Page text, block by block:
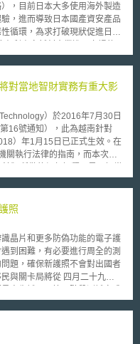
，目前日本大多使用海外製造
，進而導致日本國產資安產品
循環，為求打破現狀促進日本
供予政府參考，讓政府率先試
的難度。 2. 發掘具有
施競賽形式的獎金制度，發掘
術，並推動約300億日圓的研
發投資的環境。建立系統整合
制，讓供應商可在產品銷售過
支援產業向海外發展，與合作
對當地智財實務有重大影
）於2016年7月30日
16號通知），此為越南針對
）年1月15日已正式生效。在
關執行法律的指南，而本次發
如，過去越南智慧財產局針對
在審查過程中未被考量但可以
考量撤回核駁處分。 此
各權利別，有關實體認定上的
了越南過去對於著名商標
著名商標的狀態可藉由法院判
局只能在「商標被駁回」的情
南一直以來拒絕「用途發明專
照
晶片和更多防偽功能的電子護
到困難，有必要進行周全的測
題，確保新護照不會對出國者
與關卡局將從 四月二十九日
在今年八月以後發出的護照，
出電子護照時，外國的入境處